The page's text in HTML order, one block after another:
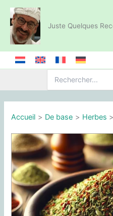
Aller
contenu
Juste Quelques
de
Accueil De base Herbes